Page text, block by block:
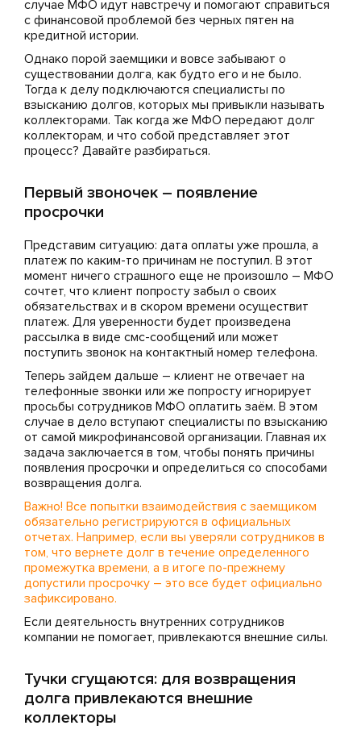
случае МФО идут навстречу и помогают справиться
с финансовой проблемой без черных пятен на
кредитной истории.
Однако порой заемщики и вовсе забывают о
существовании долга, как будто его и не было.
Тогда к делу подключаются специалисты по
взысканию долгов, которых мы привыкли называть
коллекторами. Так когда же МФО передают долг
коллекторам, и что собой представляет этот
процесс? Давайте разбираться.
Первый звоночек – появление
просрочки
Представим ситуацию: дата оплаты уже прошла, а
платеж по каким-то причинам не поступил. В этот
момент ничего страшного еще не произошло – МФО
сочтет, что клиент попросту забыл о своих
обязательствах и в скором времени осуществит
платеж. Для уверенности будет произведена
рассылка в виде смс-сообщений или может
поступить звонок на контактный номер телефона.
Теперь зайдем дальше – клиент не отвечает на
телефонные звонки или же попросту игнорирует
просьбы сотрудников МФО оплатить заём. В этом
случае в дело вступают специалисты по взысканию
от самой микрофинансовой организации. Главная их
задача заключается в том, чтобы понять причины
появления просрочки и определиться со способами
возвращения долга.
Важно! Все попытки взаимодействия с заемщиком
обязательно регистрируются в официальных
отчетах. Например, если вы уверяли сотрудников в
том, что вернете долг в течение определенного
промежутка времени, а в итоге по-прежнему
допустили просрочку – это все будет официально
зафиксировано.
Если деятельность внутренних сотрудников
компании не помогает, привлекаются внешние силы.
Тучки сгущаются: для возвращения
долга привлекаются внешние
коллекторы